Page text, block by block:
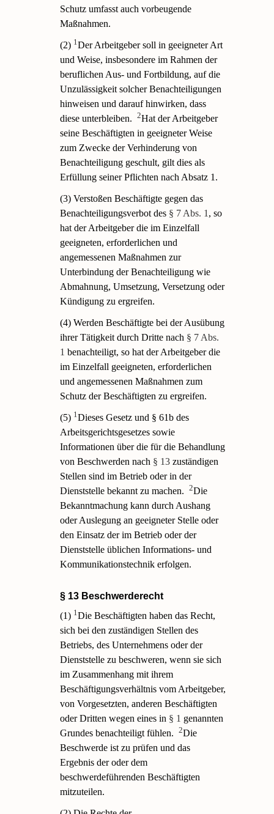
Schutz umfasst auch vorbeugende
Maßnahmen.
(2) 1Der Arbeitgeber soll in geeigneter Art
und Weise, insbesondere im Rahmen der
beruflichen Aus- und Fortbildung, auf die
Unzulässigkeit solcher Benachteiligungen
hinweisen und darauf hinwirken, dass
diese unterbleiben.
2Hat der Arbeitgeber
seine Beschäftigten in geeigneter Weise
zum Zwecke der Verhinderung von
Benachteiligung geschult, gilt dies als
Erfüllung seiner Pflichten nach Absatz 1.
(3) Verstoßen Beschäftigte gegen das
Benachteiligungsverbot des § 7 Abs. 1 , so
hat der Arbeitgeber die im Einzelfall
geeigneten, erforderlichen und
angemessenen Maßnahmen zur
Unterbindung der Benachteiligung wie
Abmahnung, Umsetzung, Versetzung oder
Kündigung zu ergreifen.
(4) Werden Beschäftigte bei der Ausübung
ihrer Tätigkeit durch Dritte nach § 7 Abs.
1 benachteiligt, so hat der Arbeitgeber die
im Einzelfall geeigneten, erforderlichen
und angemessenen Maßnahmen zum
Schutz der Beschäftigten zu ergreifen.
(5) 1Dieses Gesetz und § 61b des
Arbeitsgerichtsgesetzes sowie
Informationen über die für die Behandlung
von Beschwerden nach § 13 zuständigen
Stellen sind im Betrieb oder in der
Dienststelle bekannt zu machen.
2Die
Bekanntmachung kann durch Aushang
oder Auslegung an geeigneter Stelle oder
den Einsatz der im Betrieb oder der
Dienststelle üblichen Informations- und
Kommunikationstechnik erfolgen.
§ 13 Beschwerderecht
(1) 1Die Beschäftigten haben das Recht,
sich bei den zuständigen Stellen des
Betriebs, des Unternehmens oder der
Dienststelle zu beschweren, wenn sie sich
im Zusammenhang mit ihrem
Beschäftigungsverhältnis vom Arbeitgeber,
von Vorgesetzten, anderen Beschäftigten
oder Dritten wegen eines in § 1 genannten
Grundes benachteiligt fühlen.
2Die
Beschwerde ist zu prüfen und das
Ergebnis der oder dem
beschwerdeführenden Beschäftigten
mitzuteilen.